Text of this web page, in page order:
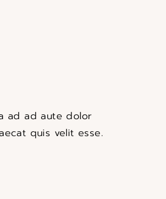
ad ad aute dolor
quis velit esse.